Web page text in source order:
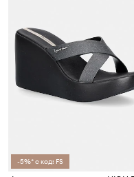
-5%* с код: FS